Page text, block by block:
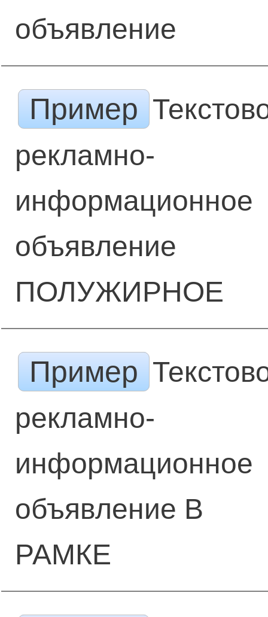
объявление
Пример
рекламно-
информационное
объявление
ПОЛУЖИРНОЕ
Пример
рекламно-
информационное
объявление В
РАМКЕ